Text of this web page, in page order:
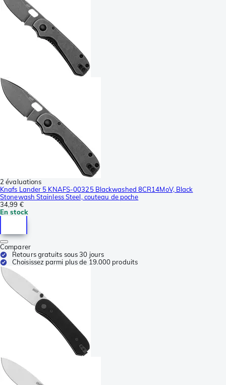
2 évaluations
Knafs Lander 5 KNAFS-00325 Blackwashed 8CR14MoV, Black
Stonewash Stainless Steel, couteau de poche
34,99 €
En stock
Comparer
Retours gratuits sous 30 jours
Choisissez parmi plus de 19.000 produits